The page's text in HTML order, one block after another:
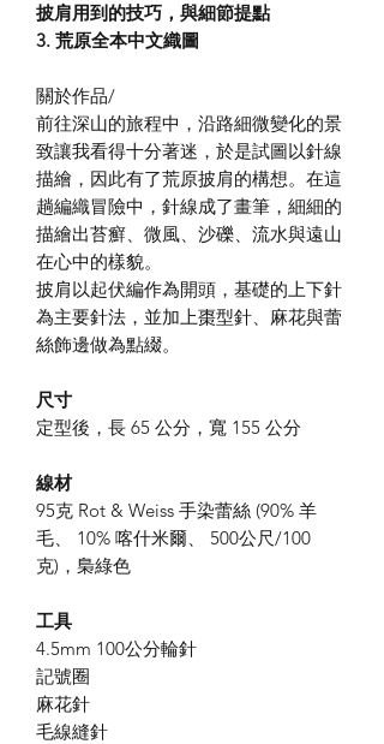
披肩用到的技巧，與細節提點
​3. 荒原全本中文織圖
關於作品/
前往深山的旅程中，沿路細微變化的景
致讓我看得十分著迷，於是試圖以針線
描繪，因此有了荒原披肩的構想。在這
趟編織冒險中，針線成了畫筆，細細的
描繪出苔癬、微風、沙礫、流水與遠山
在心中的樣貌。
披肩以起伏編作為開頭，基礎的上下針
為主要針法，並加上棗型針、麻花與蕾
絲飾邊做為點綴。
尺寸
定型後，長 65 公分，寬 155 公分
線材
95克 Rot & Weiss 手染蕾絲 (90% 羊
毛、 10% 喀什米爾、 500公尺/100
克)，梟綠色
工具
4.5mm 100公分輪針
記號圈
麻花針
毛線縫針